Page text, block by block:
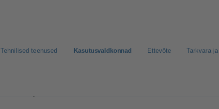
Tehnilised teenused Kasutusvaldkonnad Ettevõte Tarkvara